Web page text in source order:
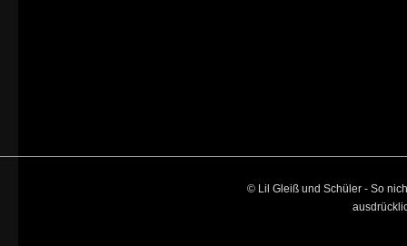
© Lil Gleiß und Schüler - So